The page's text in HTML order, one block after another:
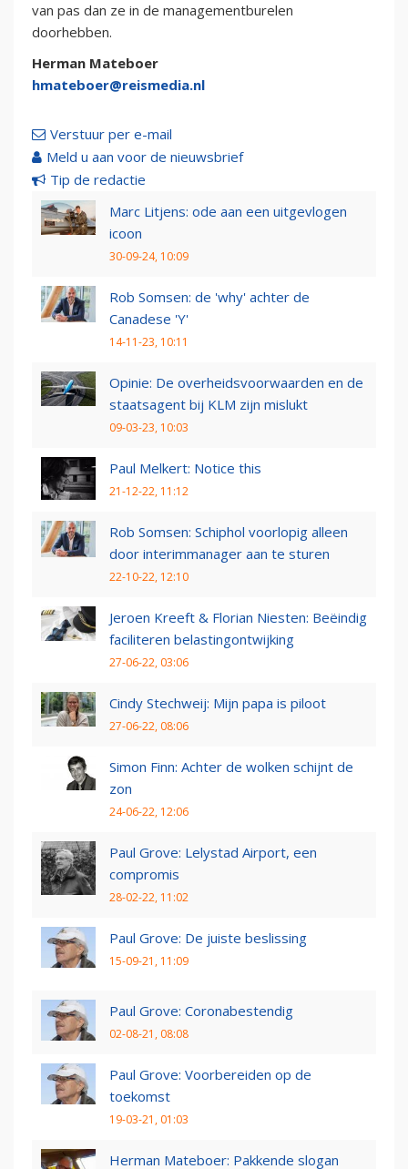
van pas dan ze in de managementburelen
doorhebben.
Herman Mateboer
hmateboer@reismedia.nl
Verstuur per e-mail
Meld u aan voor de nieuwsbrief
Tip de redactie
Marc Litjens: ode aan een uitgevlogen
icoon
30-09-24, 10:09
Rob Somsen: de 'why' achter de
Canadese 'Y'
14-11-23, 10:11
Opinie: De overheidsvoorwaarden en de
staatsagent bij KLM zijn mislukt
09-03-23, 10:03
Paul Melkert: Notice this
21-12-22, 11:12
Rob Somsen: Schiphol voorlopig alleen
door interimmanager aan te sturen
22-10-22, 12:10
Jeroen Kreeft & Florian Niesten: Beëindig
faciliteren belastingontwijking
27-06-22, 03:06
Cindy Stechweij: Mijn papa is piloot
27-06-22, 08:06
Simon Finn: Achter de wolken schijnt de
zon
24-06-22, 12:06
Paul Grove: Lelystad Airport, een
compromis
28-02-22, 11:02
Paul Grove: De juiste beslissing
15-09-21, 11:09
Paul Grove: Coronabestendig
02-08-21, 08:08
Paul Grove: Voorbereiden op de
toekomst
19-03-21, 01:03
Herman Mateboer: Pakkende slogan